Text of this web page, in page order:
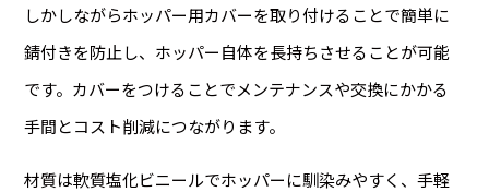
しかしながらホッパー用カバーを取り付けることで簡単に
錆付きを防止し、ホッパー自体を長持ちさせることが可能
です。カバーをつけることでメンテナンスや交換にかかる
手間とコスト削減につながります。
材質は軟質塩化ビニールでホッパーに馴染みやすく、手軽